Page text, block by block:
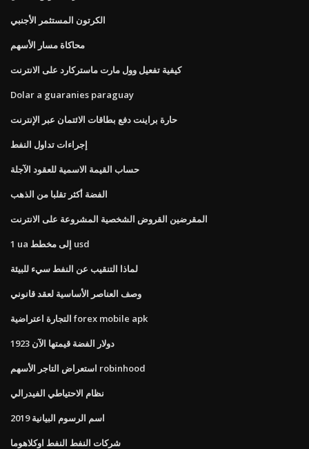
الكرتون المستثمر الأجنبي
محاكاة مسار الأسهم
كيفية تفعيل وول مارت ماستركارد على الانترنت
Dolar a guaranies paraguay
حارة براينت دفع بطاقات الائتمان عبر الإنترنت
إجراءات تداول النفط
حساب القيمة الاسمية للعقود الآجلة
الفضة أكثر تقلبا من الذهب
المقرضين القروض الشخصية المشروعة على الانترنت
1 ua إلى مخطط usd
لماذا التنقيب عن النفط سيء للبيئة
وصف العناصر الأساسية لعقد قانوني
التجارة اعتراضية forex mobile apk
1923 دولار الفضة قيمتها الآن
استعراض التاجر الأسهم robinhood
نظام الاحتياطي الفيدرالي
اسم الرسوم البيانية 2019
شركات النفط النفط اوكلاهوما